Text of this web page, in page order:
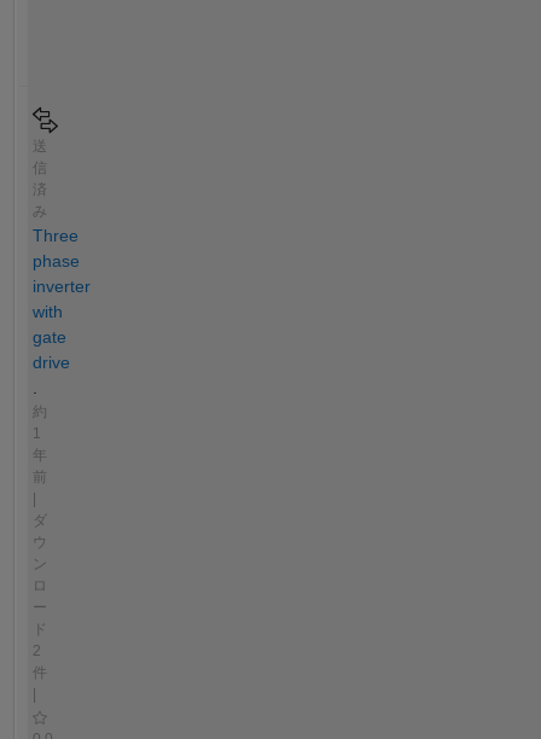
送
信
済
み
Three
phase
inverter
with
gate
drive
約
1
年
前
|
ダ
ウ
ン
ロ
ー
ド
2
件
|